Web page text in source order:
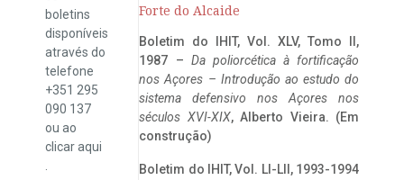
boletins
disponíveis
através do
telefone
+351 295
090 137
ou ao
clicaraqui
Forte do Alcaide
Boletim do IHIT, Vol. XLV, Tomo II,
1987 – Da poliorcética à fortificação
nos Açores – Introdução ao estudo do
sistema defensivo nos Açores nos
séculos XVI-XIX, Alberto Vieira. (Em
construção)
Boletim do IHIT, Vol. LI-LII, 1993-1994